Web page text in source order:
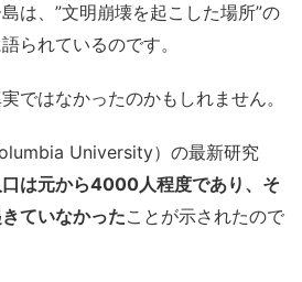
は、”文明崩壊を起こした場所”の
られているのです。
ではなかったのかもしれません。
University）の最新研究
は元から4000人程度であり、そ
ていなかったことが示されたので